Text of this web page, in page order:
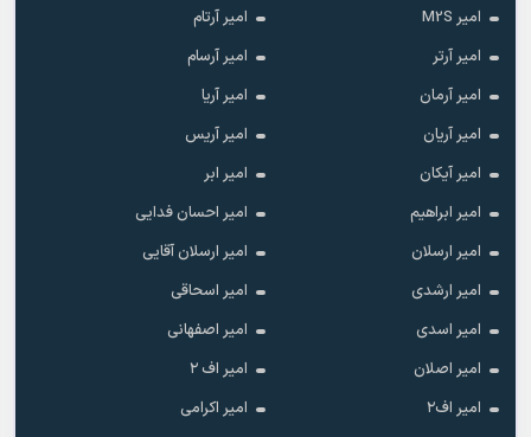
امیر M2S
امیر آرتام
امیر آرتر
امیر آرسام
امیر آرمان
امیر آریا
امیر آریان
امیر آریس
امیر آیکان
امیر ابر
امیر ابراهیم
امیر احسان فدایی
امیر ارسلان
امیر ارسلان آقایی
امیر ارشدی
امیر اسحاقی
امیر اسدی
امیر اصفهانی
امیر اصلان
امیر اف ۲
امیر اف۲
امیر اکرامی